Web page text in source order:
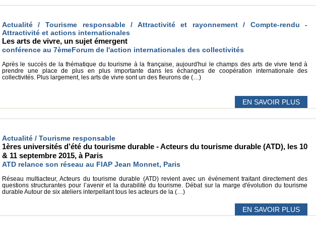
Actualité / Tourisme responsable / Attractivité et rayonnement / Compte-rendu -
Attractivité et actions internationales
Les arts de vivre, un sujet émergent
conférence au 7èmeForum de l'action internationales des collectivités
Après le succès de la thématique du tourisme à la française, aujourd'hui le champs des arts de vivre tend à
prendre une place de plus en plus importante dans les échanges de coopération internationale des
collectivités. Plus largement, les arts de vivre sont un des fleurons de (…)
EN SAVOIR PLUS
Actualité / Tourisme responsable
1ères universités d’été du tourisme durable - Acteurs du tourisme durable (ATD), les 10
& 11 septembre 2015, à Paris
ATD relance son réseau au FIAP Jean Monnet, Paris
Réseau multiacteur, Acteurs du tourisme durable (ATD) revient avec un événement traitant directement des
questions structurantes pour l’avenir et la durabilité du tourisme. Débat sur la marge d'évolution du tourisme
durable Autour de six ateliers interpellant tous les acteurs de la (…)
EN SAVOIR PLUS